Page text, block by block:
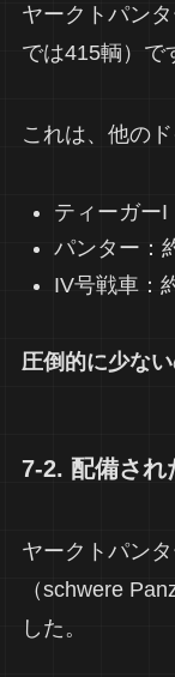
ヤークトパン
では415輌）で
これは、他の
ティーガーI
パンター：
IV号戦車：
圧倒的に少ない
7-2. 配備され
ヤークトパン
（schwere
した。